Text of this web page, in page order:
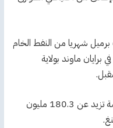
سيتم تسليم نحو 800 ألف برميل شهريا من النفط الخام
برايان ماوند بولاية
وذكرت الوزارة أن التعاقد لشراء نفط بقيمة تزيد عن 180.3 مليون